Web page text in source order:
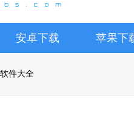
安卓下载 苹果下
件大全